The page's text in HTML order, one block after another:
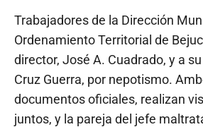
Trabajadores de la Dirección
Ordenamiento Territorial de
director, José A. Cuadrado, y a
Cruz Guerra, por nepotismo.
documentos oficiales, realizan
juntos, y la pareja del jefe